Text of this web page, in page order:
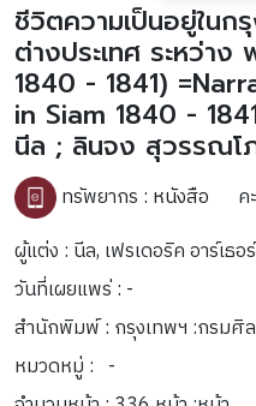
ชีวิตความเป็นอยู่ในก
ต่างประเทศ ระหว่า
1840 - 1841)
in Siam 1840 -
นีล ; ลินจง สุวรรณโ
ทรัพยากร : หนังสือ
ค
ผู้แต่ง : นีล, เฟรเดอริค อาร์เธอ
วันที่เผยแพร่ : -
สำนักพิมพ์ : กรุงเทพฯ :กรมศิ
หมวดหมู่ : -